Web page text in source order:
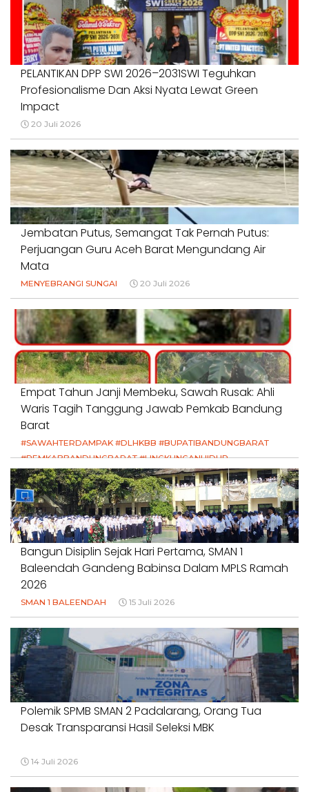
PELANTIKAN DPP SWI 2026–2031SWI Teguhkan
Profesionalisme Dan Aksi Nyata Lewat Green
Impact
20 Juli 2026
Jembatan Putus, Semangat Tak Pernah Putus:
Perjuangan Guru Aceh Barat Mengundang Air
Mata
MENYEBRANGI SUNGAI 20 Juli 2026
Empat Tahun Janji Membeku, Sawah Rusak: Ahli
Waris Tagih Tanggung Jawab Pemkab Bandung
Barat
#SAWAHTERDAMPAK #DLHKBB #BUPATIBANDUNGBARAT
#PEMKABBANDUNGBARAT #LINGKUNGANHIDUP
#HAKPETANI #KEADILANUNTUKPETANI
#NORMALISASISALURAN #IRIGASIRUSAK
#DUGAANPENCEMARAN #AKUNTABILITASPEMERINTAH
18 Juli 2026
Bangun Disiplin Sejak Hari Pertama, SMAN 1
Baleendah Gandeng Babinsa Dalam MPLS Ramah
2026
SMAN 1 BALEENDAH 15 Juli 2026
Polemik SPMB SMAN 2 Padalarang, Orang Tua
Desak Transparansi Hasil Seleksi MBK
14 Juli 2026